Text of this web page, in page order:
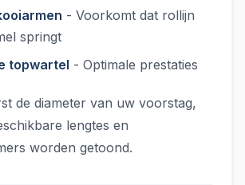
- Voorkomt dat rollijn
springt
topwartel - Optimale prestaties
de diameter van uw voorstag,
lengtes en
worden getoond.